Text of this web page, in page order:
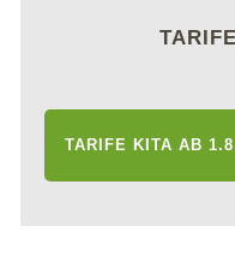
TARIFE KITA AB